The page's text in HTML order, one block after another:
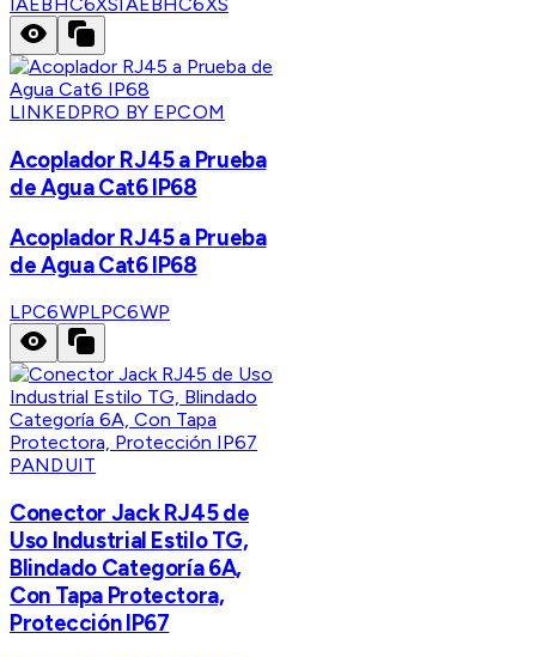
IAEBHC6XSIAEBHC6XS
LINKEDPRO BY EPCOM
Acoplador RJ45 a Prueba
de Agua Cat6 IP68
Acoplador RJ45 a Prueba
de Agua Cat6 IP68
LPC6WPLPC6WP
PANDUIT
Conector Jack RJ45 de
Uso Industrial Estilo TG,
Blindado Categoría 6A,
Con Tapa Protectora,
Protección IP67